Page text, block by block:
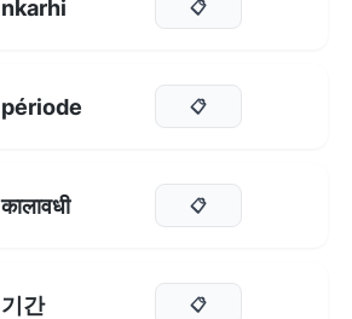
nkarhi 📋
période 📋
कालावधी 📋
기간 📋